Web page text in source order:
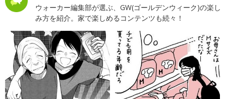
ウォーカー編集部が選ぶ、GW(ゴールデンウィーク)の楽し
み方を紹介。家で楽しめるコンテンツも続々！